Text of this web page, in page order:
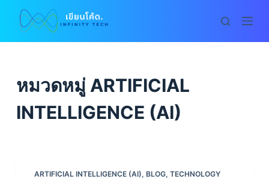
i
c
หมวดหมู่ ARTIFICIAL
INTELLIGENCE (AI)
ARTIFICIAL INTELLIGENCE (AI), BLOG, TECHNOLOGY